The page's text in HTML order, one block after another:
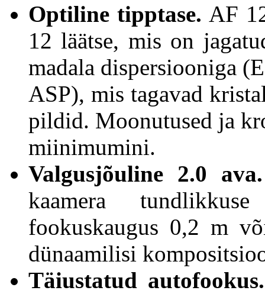
Optiline tipptase. AF
12 läätse, mis on
madala dispersiooniga
ASP), mis tagavad
pildid. Moonutused ja
miinimumini.
Valgusjõuline 2.0
kaamera
fookuskaugus 0,2 m
dünaamilisi
Täiustatud